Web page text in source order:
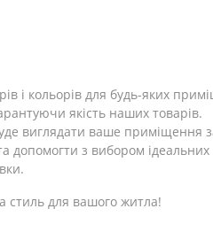
і кольорів для будь-яких
якість наших товарів.
виглядати ваше приміщення
допомогти з вибором
стиль для вашого житла!